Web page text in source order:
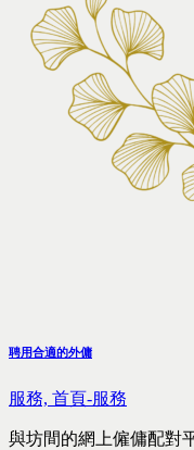
聘用合適的外傭
服務, 首頁-服務
與坊間的網上僱傭配對